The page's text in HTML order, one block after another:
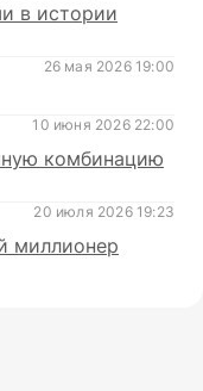
в истории
26 мая 2026 19:00
10 июня 2026 22:00
комбинацию
20 июля 2026 19:23
миллионер